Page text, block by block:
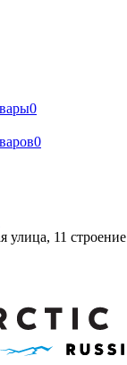
0
0
улица, 11